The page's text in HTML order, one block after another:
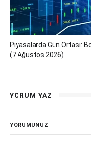
Piyasalarda Gün Ortası:
(7 Ağustos 2026)
YORUM YAZ
YORUMUNUZ